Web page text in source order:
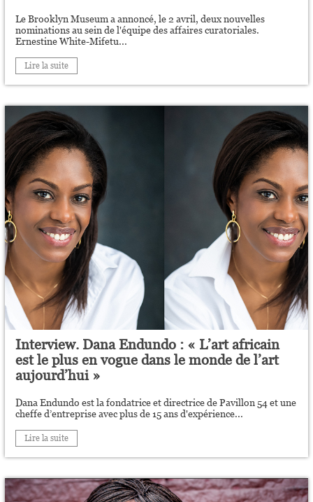
Le Brooklyn Museum a annoncé, le 2 avril, deux nouvelles
nominations au sein de l'équipe des affaires curatoriales.
Ernestine White-Mifetu...
Lire la suite
Interview. Dana Endundo : « L’art africain
est le plus en vogue dans le monde de l’art
aujourd’hui »
Dana Endundo est la fondatrice et directrice de Pavillon 54 et une
cheffe d’entreprise avec plus de 15 ans d'expérience...
Lire la suite